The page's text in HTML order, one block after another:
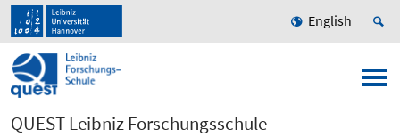
English
QUEST Leibniz Forschungsschule